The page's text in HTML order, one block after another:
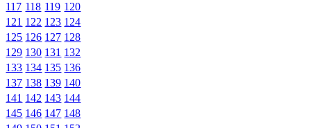
117 118 119 120
121 122 123 124
125 126 127 128
129 130 131 132
133 134 135 136
137 138 139 140
141 142 143 144
145 146 147 148